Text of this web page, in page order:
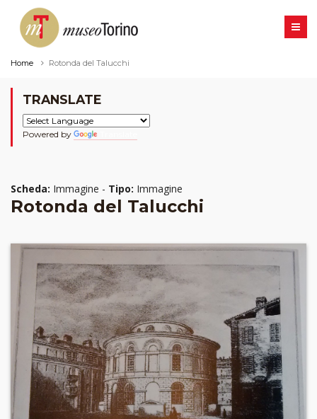
Home Rotonda del Talucchi
TRANSLATE
Powered by
Scheda: Immagine - Tipo: Immagine
Rotonda del Talucchi